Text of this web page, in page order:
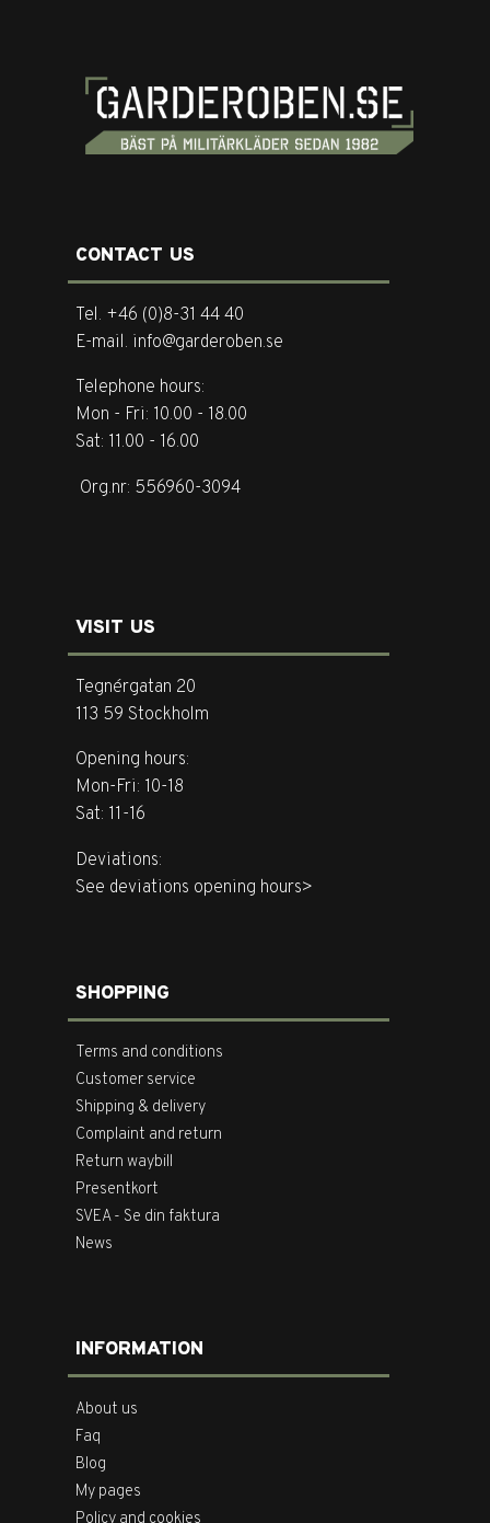
CONTACT US
Tel. +46 (0)8-31 44 40
E-mail. info@garderoben.se
Telephone hours:
Mon - Fri: 10.00 - 18.00
Sat: 11.00 - 16.00
Org.nr: 556960-3094
VISIT US
Tegnérgatan 20
113 59 Stockholm
Opening hours:
Mon-Fri: 10-18
Sat: 11-16
Deviations:
See deviations opening hours>
SHOPPING
Terms and conditions
Customer service
Shipping & delivery
Complaint and return
Return waybill
Presentkort
SVEA - Se din faktura
News
INFORMATION
About us
Faq
Blog
My pages